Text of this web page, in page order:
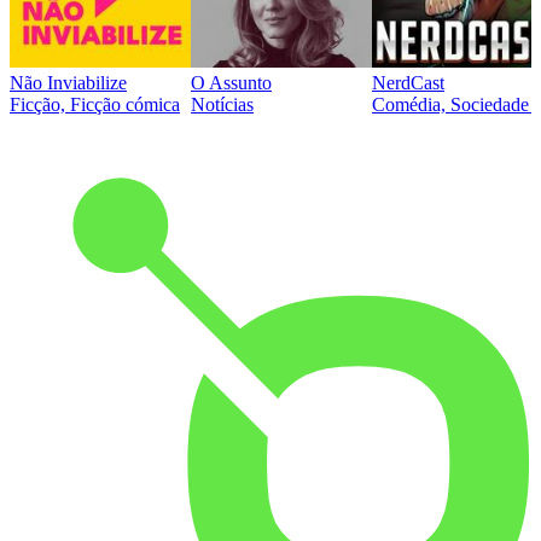
Não Inviabilize
Ficção, Ficção cómica
O Assunto
Notícias
NerdCast
Comédia, Sociedade